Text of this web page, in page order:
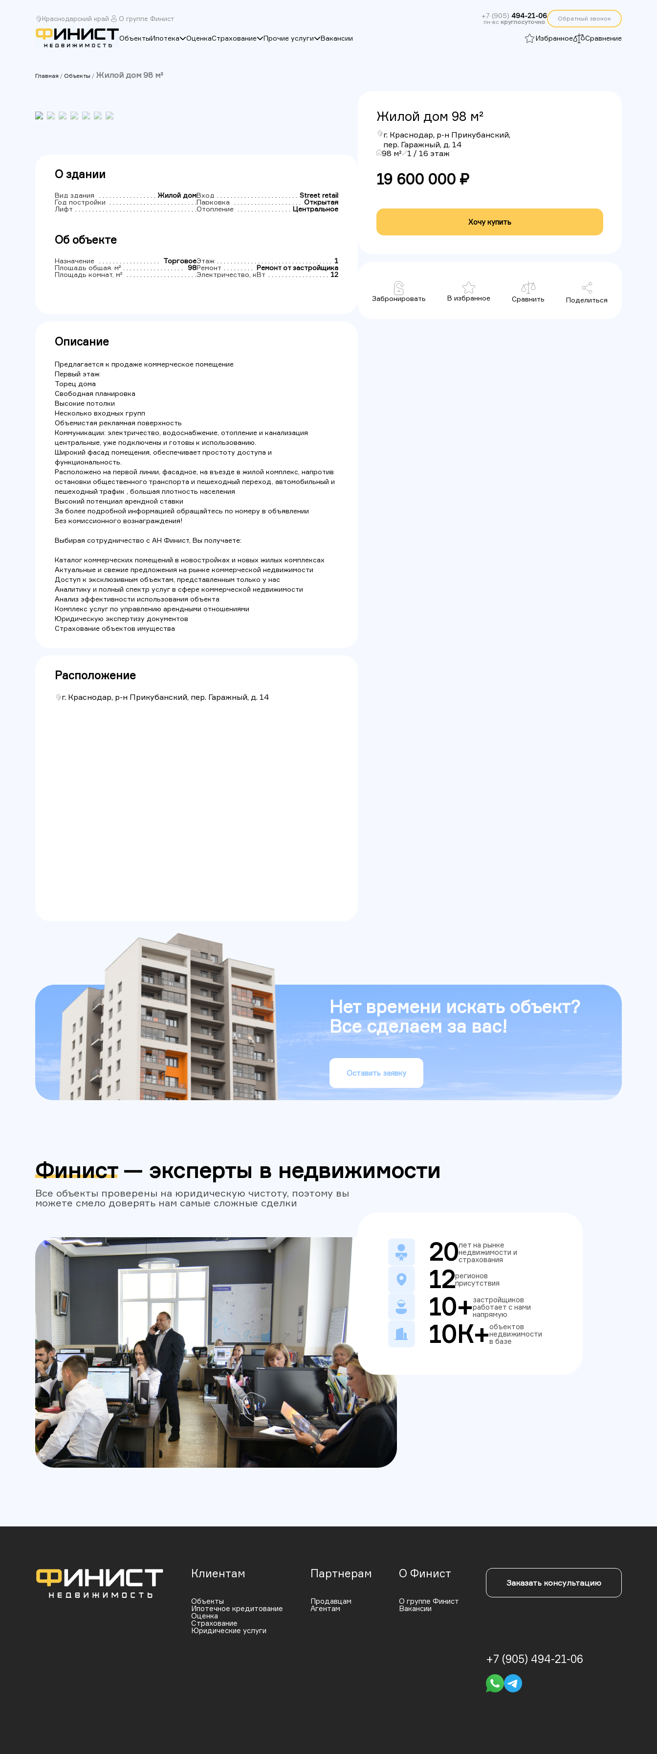
Краснодарский край О группе Финист +7 (905) 494-21-06
пн-вс круглосуточно Обратный звонок
ОбъектыИпотека ОценкаСтрахование Прочие услуги Вакансии Избранное Сравнение
Главная / Объекты / Жилой дом 98 м²
О здании
Вид здания
Жилой дом
Год постройки
Лифт
Вход
Street retail
Парковка
Открытая
Отопление
Центральное
Об объекте
Назначение
Торговое
Площадь общая, м²
98
Площадь комнат, м²
Этаж
1
Ремонт
Ремонт от застройщика
Электричество, кВт
12
Описание
Предлагается к продаже коммерческое помещение
Первый этаж
Торец дома
Свободная планировка
Высокие потолки
Несколько входных групп
Объемистая рекламная поверхность
Коммуникации: электричество, водоснабжение, отопление и канализация
центральные, уже подключены и готовы к использованию.
Широкий фасад помещения, обеспечивает простоту доступа и
функциональность.
Расположено на первой линии, фасадное, на въезде в жилой комплекс, напротив
остановки общественного транспорта и пешеходный переход, автомобильный и
пешеходный трафик , большая плотность населения
Высокий потенциал арендной ставки
За более подробной информацией обращайтесь по номеру в объявлении
Без комиссионного вознаграждения!
Выбирая сотрудничество с АН Финист, Вы получаете:
Каталог коммерческих помещений в новостройках и новых жилых комплексах
Актуальные и свежие предложения на рынке коммерческой недвижимости
Доступ к эксклюзивным объектам, представленным только у нас
Аналитику и полный спектр услуг в сфере коммерческой недвижимости
Анализ эффективности использования объекта
Комплекс услуг по управлению арендными отношениями
Юридическую экспертизу документов
Страхование объектов имущества
Расположение
г. Краснодар, р-н Прикубанский, пер. Гаражный, д. 14
Жилой дом 98 м²
г. Краснодар, р-н Прикубанский,
пер. Гаражный, д. 14
98 м² 1 / 16 этаж
19 600 000 ₽
Хочу купить
Забронировать В избранное Сравнить Поделиться
Нет времени искать объект?
Все сделаем за вас!
Оставить заявку
Финист — эксперты в недвижимости
Все объекты проверены на юридическую чистоту, поэтому вы
можете смело доверять нам самые сложные сделки
20лет на рынке
недвижимости и
страхования
12регионов
присутствия
10+застройщиков
работает с нами
напрямую
10К+объектов
недвижимости
в базе
Клиентам
Объекты
Ипотечное кредитование
Оценка
Страхование
Юридические услуги
Партнерам
Продавцам
Агентам
О Финист
О группе Финист
Вакансии
Заказать консультацию
+7 (905) 494-21-06